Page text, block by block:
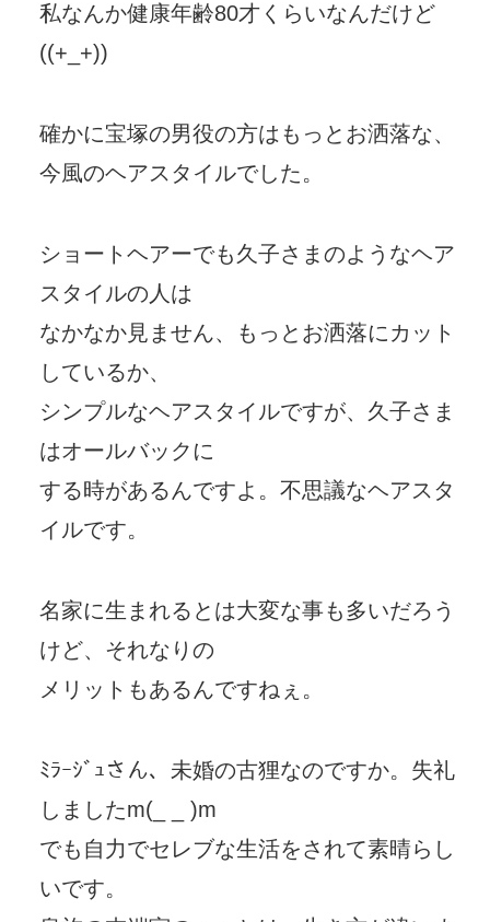
私なんか健康年齢80才くらいなんだけど
((+_+))
確かに宝塚の男役の方はもっとお洒落な、
今風のヘアスタイルでした。
ショートヘアーでも久子さまのようなヘア
スタイルの人は
なかなか見ません、もっとお洒落にカット
しているか、
シンプルなヘアスタイルですが、久子さま
はオールバックに
する時があるんですよ。不思議なヘアスタ
イルです。
名家に生まれるとは大変な事も多いだろう
けど、それなりの
メリットもあるんですねぇ。
ﾐﾗｰｼﾞｭさん、未婚の古狸なのですか。失礼
しましたm(_ _ )m
でも自力でセレブな生活をされて素晴らし
いです。